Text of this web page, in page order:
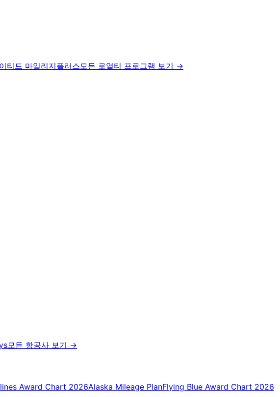
티드 마일리지플러스모든 로열티 프로그램 보기 →
모든 항공사 보기 →
Award Chart 2026Alaska Mileage PlanFlying Blue Award Chart 2026